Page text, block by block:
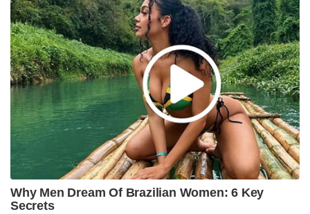
Why Men Dream Of Brazilian Women: 6 Key
Secrets